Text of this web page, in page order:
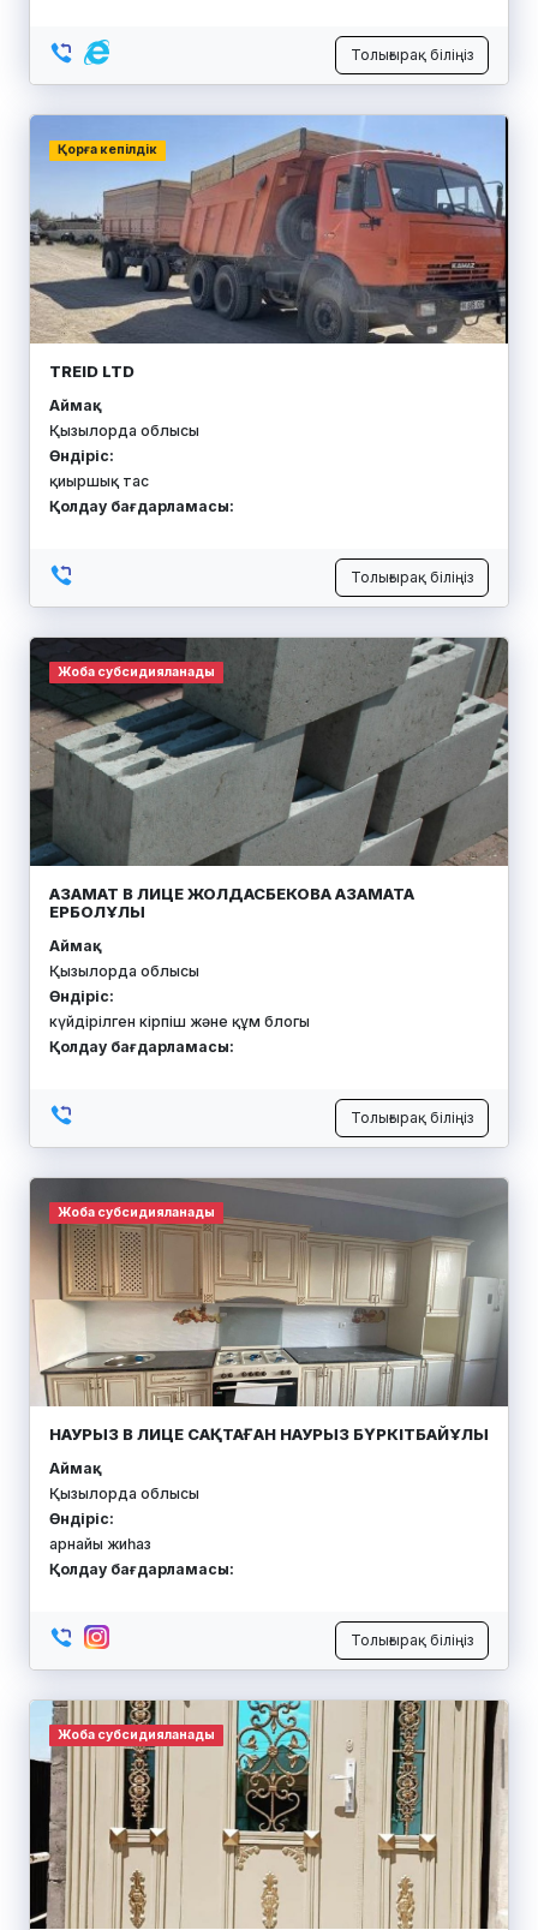
Толығырақ біліңіз
Қорға кепілдік
TREID LTD
Аймақ:
Қызылорда облысы
Өндіріс:
қиыршық тас
Қолдау бағдарламасы:
Толығырақ біліңіз
Жоба субсидияланады
АЗАМАТ В ЛИЦЕ ЖОЛДАСБЕКОВА АЗАМАТА
ЕРБОЛҰЛЫ
Аймақ:
Қызылорда облысы
Өндіріс:
күйдірілген кірпіш және құм блогы
Қолдау бағдарламасы:
Толығырақ біліңіз
Жоба субсидияланады
НАУРЫЗ В ЛИЦЕ САҚТАҒАН НАУРЫЗ БҮРКІТБАЙҰЛЫ
Аймақ:
Қызылорда облысы
Өндіріс:
арнайы жиһаз
Қолдау бағдарламасы:
Толығырақ біліңіз
Жоба субсидияланады